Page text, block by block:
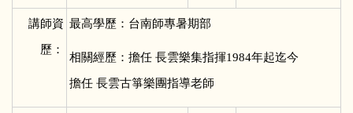
講師資
歷：
最高學歷：台南師專暑期部
相關經歷：擔任 長雲樂集指揮1984年起迄今
擔任 長雲古箏樂團指導老師